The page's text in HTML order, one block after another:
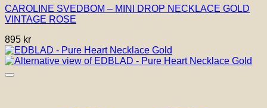
CAROLINE SVEDBOM – MINI DROP NECKLACE GOLD
VINTAGE ROSE
895 kr